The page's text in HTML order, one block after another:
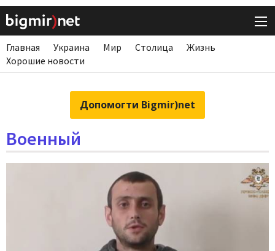
Главная Украина Мир Столица
Жизнь
Хорошие новости
Допомогти Bigmir)net
Военный